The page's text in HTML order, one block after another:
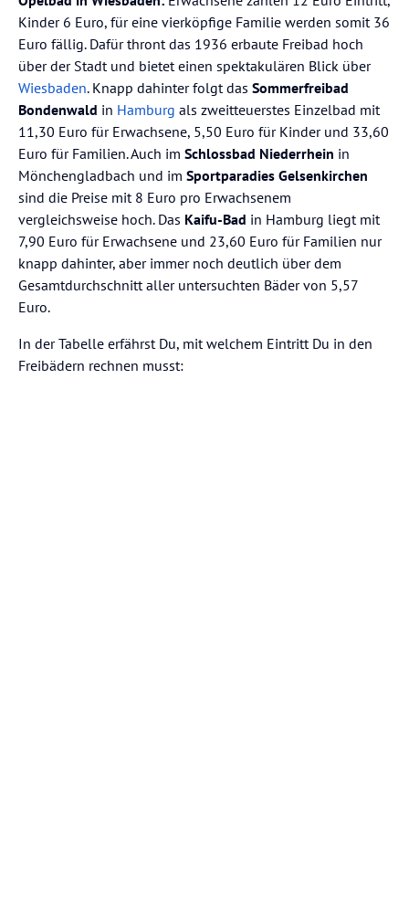
Kinder 6 Euro, für eine vierköpfige Familie werden somit 36
Euro fällig. Dafür thront das 1936 erbaute Freibad hoch
über der Stadt und bietet einen spektakulären Blick über
Wiesbaden. Knapp dahinter folgt das Sommerfreibad
Bondenwald in Hamburg als zweitteuerstes Einzelbad mit
11,30 Euro für Erwachsene, 5,50 Euro für Kinder und 33,60
Euro für Familien. Auch im Schlossbad Niederrhein in
Mönchengladbach und im Sportparadies Gelsenkirchen
sind die Preise mit 8 Euro pro Erwachsenem
vergleichsweise hoch. Das Kaifu-Bad in Hamburg liegt mit
7,90 Euro für Erwachsene und 23,60 Euro für Familien nur
knapp dahinter, aber immer noch deutlich über dem
Gesamtdurchschnitt aller untersuchten Bäder von 5,57
Euro.
In der Tabelle erfährst Du, mit welchem Eintritt Du in den
Freibädern rechnen musst: